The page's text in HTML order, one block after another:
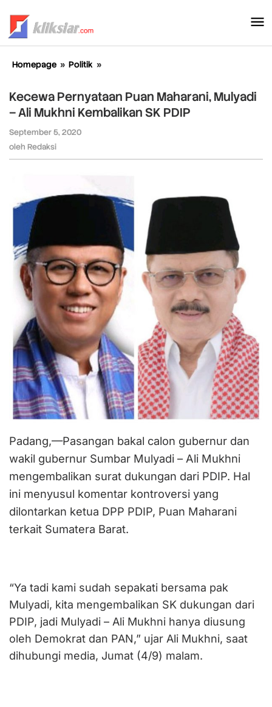
konten
Homepage » Politik »
Maharani,
Mulyadi
Kecewa Pernyataan Puan Maharani, Mulyadi
– Ali Mukhni Kembalikan SK PDIP
September 5, 2020
oleh Redaksi
Padang,—Pasangan bakal calon gubernur dan
wakil gubernur Sumbar Mulyadi – Ali Mukhni
mengembalikan surat dukungan dari PDIP. Hal
ini menyusul komentar kontroversi yang
dilontarkan ketua DPP PDIP, Puan Maharani
terkait Sumatera Barat.
“Ya tadi kami sudah sepakati bersama pak
Mulyadi, kita mengembalikan SK dukungan dari
PDIP, jadi Mulyadi – Ali Mukhni hanya diusung
oleh Demokrat dan PAN,” ujar Ali Mukhni, saat
dihubungi media, Jumat (4/9) malam.